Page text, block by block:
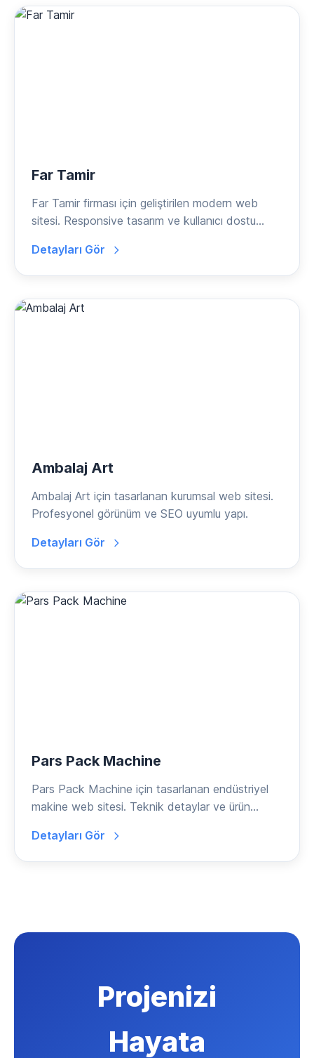
Far Tamir
Far Tamir firması için geliştirilen modern web
sitesi. Responsive tasarım ve kullanıcı dostu
Detayları Gör
Ambalaj Art
Ambalaj Art için tasarlanan kurumsal web sitesi.
Profesyonel görünüm ve SEO uyumlu yapı.
Detayları Gör
Pars Pack Machine
Pars Pack Machine için tasarlanan endüstriyel
makine web sitesi. Teknik detaylar ve ürün
Detayları Gör
Projenizi
Hayata